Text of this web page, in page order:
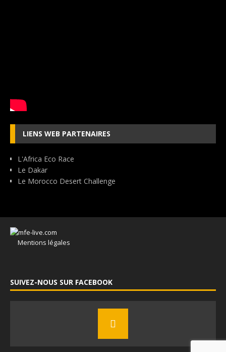
LIENS WEB PARTENAIRES
L'Africa Eco Race
Le Dakar
Le Morocco Desert Challenge
Mentions légales
SUIVEZ-NOUS SUR FACEBOOK